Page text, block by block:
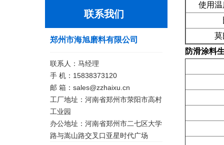
联系我们
郑州市海旭磨料有限公司
联系人：马经理
手 机：15838373120
邮 箱：sales@zzhaixu.cn
工厂地址：河南省郑州市荥阳市高村
工业园
办公地址：河南省郑州市二七区大学
路与嵩山路交叉口亚星时代广场
使用温
比
莫氏
防滑涂料